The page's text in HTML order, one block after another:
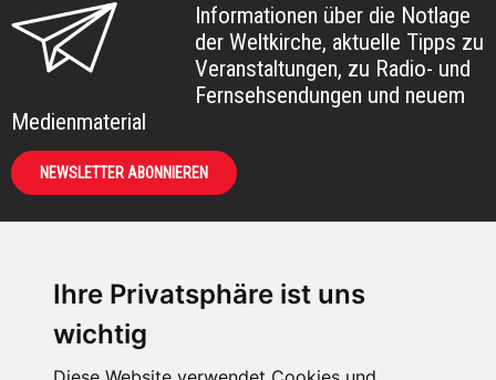
Ihre Privatsphäre ist uns
wichtig
Informationen über die Notlage
der Weltkirche, aktuelle Tipps zu
Veranstaltungen, zu Radio- und
Fernsehsendungen und neuem
Medienmaterial
NEWSLETTER ABONNIEREN
KIRCHE IN NOT -
Österreich
Weimarer Straße 104/3